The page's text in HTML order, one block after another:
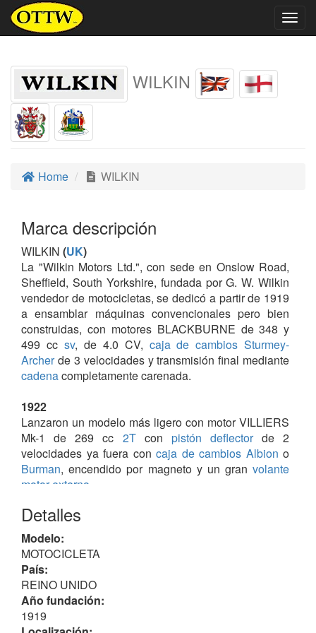
WILKIN
Home WILKIN
Marca descripción
WILKIN (UK)
La "Wilkin Motors Ltd.", con sede en Onslow Road,
Sheffield, South Yorkshire, fundada por G. W. Wilkin
vendedor de motocicletas, se dedicó a partir de 1919
a ensamblar máquinas convencionales pero bien
construidas, con motores BLACKBURNE de 348 y
499 cc sv, de 4.0 CV, caja de cambios Sturmey-
Archerde 3 velocidades y transmisión final mediante
cadenacompletamente carenada.
1922
Lanzaron un modelo más ligero con motor VILLIERS
Mk-1 de 269 cc 2Tcon pistón deflectorde 2
velocidades ya fuera concaja de cambios Albion o
Burman, encendido por magneto y un granvolante
motor externo
Modelos
Todos monocilíndricos de la firmas BLACKBURNE y
VILLIERS,caja de cambios Sturmey-Archer
embrague accionado desde el manillar,
magneto Lucas Magdyno
HutchinsonTT D/T 2.25 x 26",
cadena / correa, salvo las excepciones que se citan.
• A: motor Villiers de 2.5 CV, caja de cambios propia
Detalles
Modelo:
MOTOCICLETA
País:
REINO UNIDO
Año fundación:
1919